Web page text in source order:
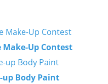
Make-Up Contest
up Body Paint